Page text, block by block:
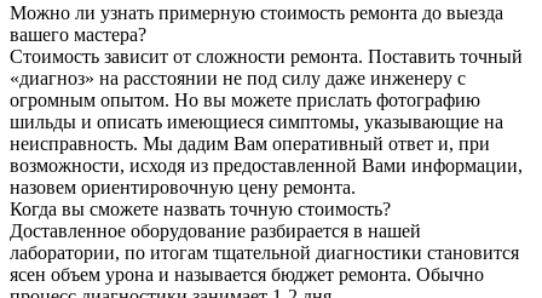
Можно ли узнать примерную стоимость ремонта до выезда
вашего мастера?
Стоимость зависит от сложности ремонта. Поставить точный
«диагноз» на расстоянии не под силу даже инженеру с
огромным опытом. Но вы можете прислать фотографию
шильды и описать имеющиеся симптомы, указывающие на
неисправность. Мы дадим Вам оперативный ответ и, при
возможности, исходя из предоставленной Вами информации,
назовем ориентировочную цену ремонта.
Когда вы сможете назвать точную стоимость?
Доставленное оборудование разбирается в нашей
лаборатории, по итогам тщательной диагностики становится
ясен объем урона и называется бюджет ремонта. Обычно